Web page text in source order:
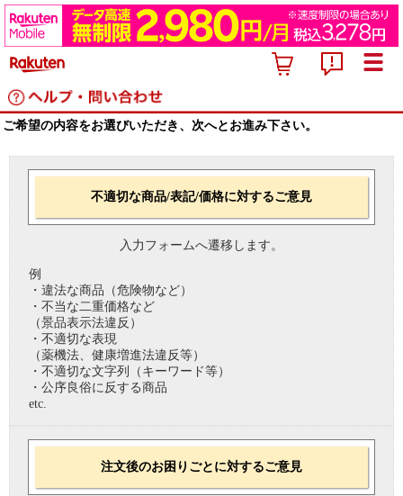
ご希望の内容をお選びいただき、次へとお進み下さい。
不適切な商品/表記/価格に対するご意見
入力フォームへ遷移します。
例
・違法な商品（危険物など）
・不当な二重価格など
（景品表示法違反）
・不適切な表現
（薬機法、健康増進法違反等）
・不適切な文字列（キーワード等）
・公序良俗に反する商品
etc.
注文後のお困りごとに対するご意見